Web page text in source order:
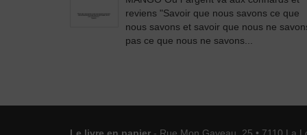
reviens "Savoir que nous savons ce que
nous savons et savoir que nous ne
pas ce que nous ne savons...